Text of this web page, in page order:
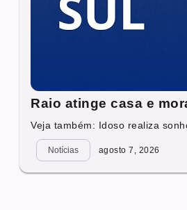
Raio atinge casa e
Veja também: Idoso realiza
Notícias agosto 7, 2026